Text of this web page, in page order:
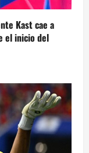
Kast cae a
el inicio del